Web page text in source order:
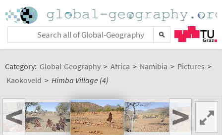
Category: Global-Geography > Africa > Namibia > Pictures >
Kaokoveld > Himba Village (4)
< >